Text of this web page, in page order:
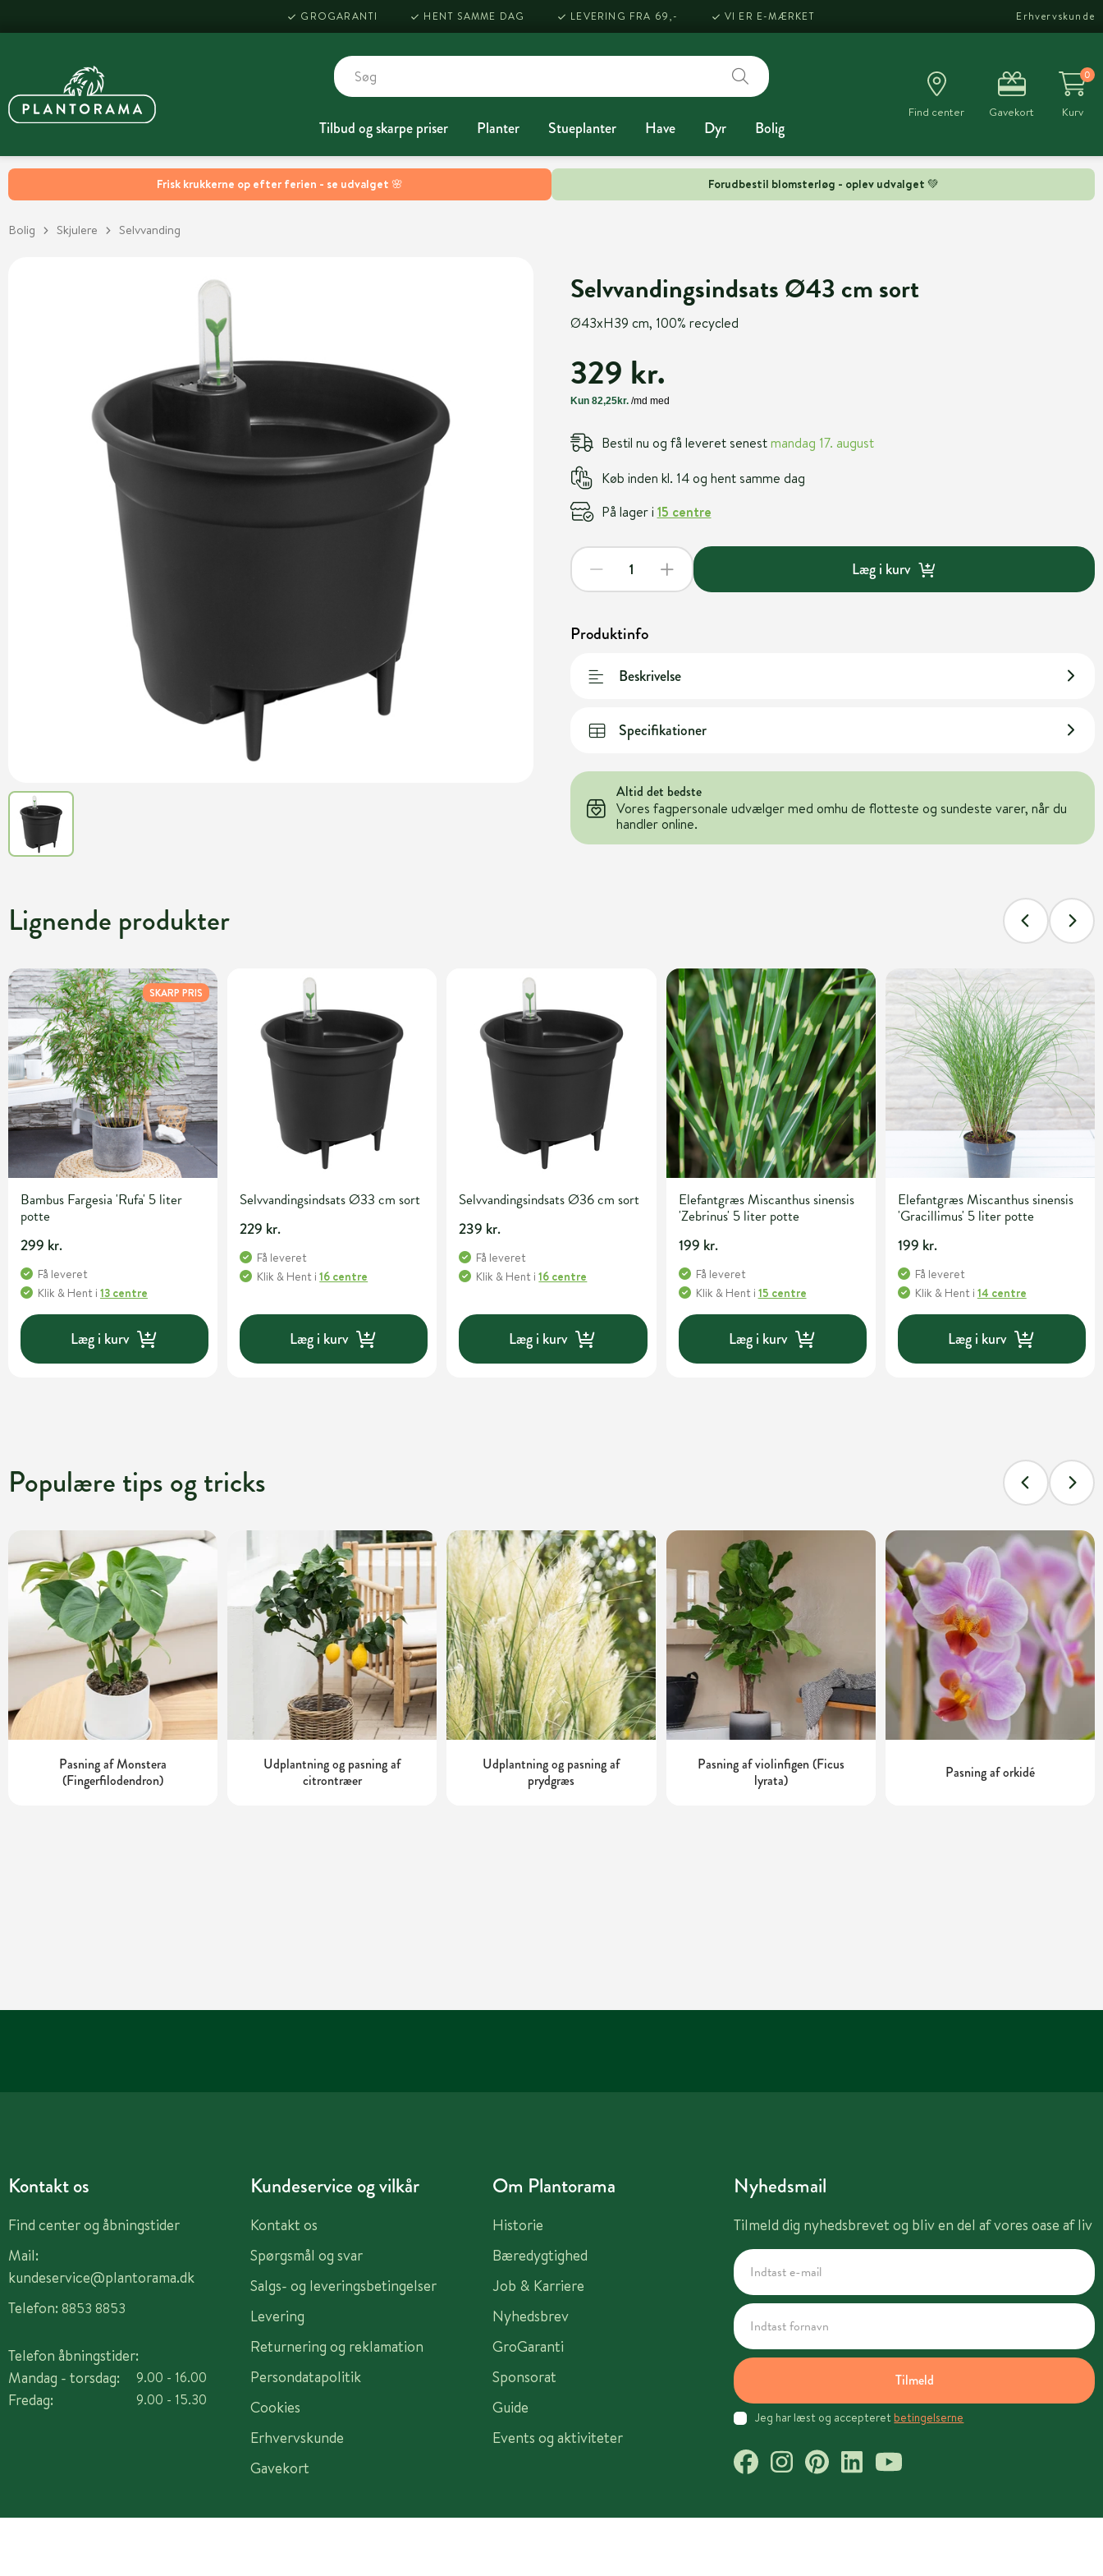
Frisk krukkerne op efter ferien - se udvalget 🌸 Forudbestil blomsterløg - oplev udvalget 💚
GROGARANTI HENT SAMME DAG LEVERING FRA 69,- VI ER E-MÆRKET Erhvervskunde
Tilbud og skarpe priser Planter Stueplanter Have Dyr Bolig
Find center Gavekort
0
Kurv
Bolig Skjulere Selvvanding
Selvvandingsindsats Ø43 cm sort
Ø43xH39 cm, 100% recycled
329 kr.
Bestil nu og få leveret senestmandag 17. august
Køb inden kl. 14 og hent samme dag
På lager i 15 centre
Læg i kurv
Produktinfo
Beskrivelse
Specifikationer
Altid det bedste
Vores fagpersonale udvælger med omhu de flotteste og sundeste varer, når du
handler online.
Lignende produkter
SKARP PRIS
Bambus Fargesia 'Rufa' 5 liter
potte
299 kr.
Få leveret
Klik & Hent i 13 centre
Læg i kurv
Selvvandingsindsats Ø33 cm sort
229 kr.
Få leveret
Klik & Hent i16 centre
Læg i kurv
Selvvandingsindsats Ø36 cm sort
239 kr.
Få leveret
Klik & Hent i16 centre
Læg i kurv
Elefantgræs Miscanthus sinensis
'Zebrinus' 5 liter potte
199 kr.
Få leveret
Klik & Hent i 15 centre
Læg i kurv
Elefantgræs Miscanthus sinensis
'Gracillimus' 5 liter potte
199 kr.
Få leveret
Klik & Hent i 14 centre
Læg i kurv
Populære tips og tricks
Pasning af Monstera
(Fingerfilodendron)
Udplantning og pasning af
citrontræer
Udplantning og pasning af
prydgræs
Pasning af violinfigen (Ficus
lyrata)
Pasning af orkidé
Kontakt os
Find center og åbningstider
Mail:
kundeservice@plantorama.dk
Telefon: 8853 8853
Telefon åbningstider:
Mandag - torsdag:
Fredag:
9.00 - 16.00
9.00 - 15.30
Kundeservice og vilkår
Kontakt os
Spørgsmål og svar
Salgs- og leveringsbetingelser
Levering
Returnering og reklamation
Persondatapolitik
Cookies
Erhvervskunde
Gavekort
Om Plantorama
Historie
Bæredygtighed
Job & Karriere
Nyhedsbrev
GroGaranti
Sponsorat
Guide
Events og aktiviteter
Nyhedsmail
Tilmeld dig nyhedsbrevet og bliv en del af vores oase af liv
Tilmeld
Jeg har læst og accepteret betingelserne